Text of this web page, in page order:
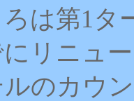
は第1タ
リニュ
のカウ